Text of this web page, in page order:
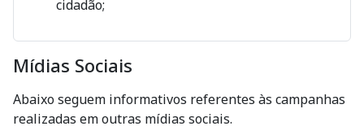
cidadão;
Mídias Sociais
Abaixo seguem informativos referentes às campanhas
realizadas em outras mídias sociais.